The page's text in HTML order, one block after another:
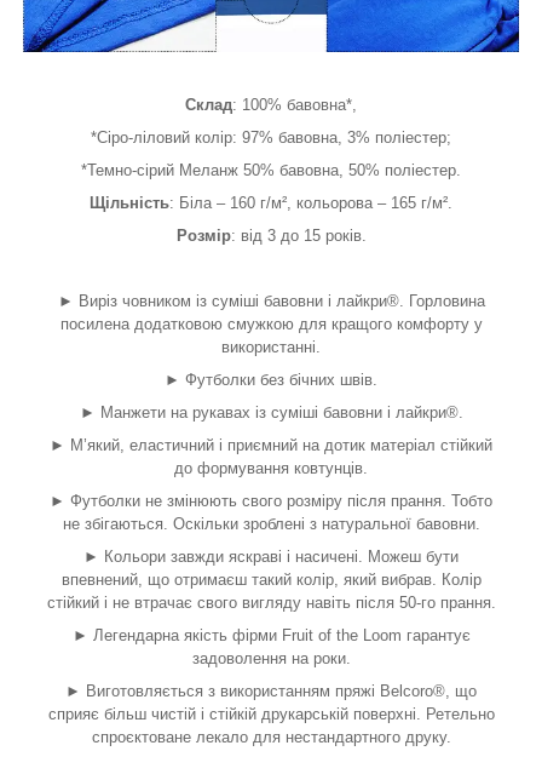
Склад: 100% бавовна*,
*Сіро-ліловий колір: 97% бавовна, 3% поліестер;
*Темно-сірий Меланж 50% бавовна, 50% поліестер.
Щільність: Біла – 160 г/м², кольорова – 165 г/м².
Розмір: від 3 до 15 років.
► Виріз човником із суміші бавовни і лайкри®. Горловина
посилена додатковою смужкою для кращого комфорту у
використанні.
► Футболки без бічних швів.
► Манжети на рукавах із суміші бавовни і лайкри®.
► М’який, еластичний і приємний на дотик матеріал стійкий
до формування ковтунців.
► Футболки не змінюють свого розміру після прання. Тобто
не збігаються. Оскільки зроблені з натуральної бавовни.
► Кольори завжди яскраві і насичені. Можеш бути
впевнений, що отримаєш такий колір, який вибрав. Колір
стійкий і не втрачає свого вигляду навіть після 50-го прання.
► Легендарна якість фірми Fruit of the Loom гарантує
задоволення на роки.
► Виготовляється з використанням пряжі Belcoro®, що
сприяє більш чистій і стійкій друкарській поверхні. Ретельно
спроєктоване лекало для нестандартного друку.